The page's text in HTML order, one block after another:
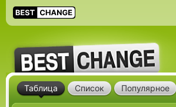
Таблица Список Популярное